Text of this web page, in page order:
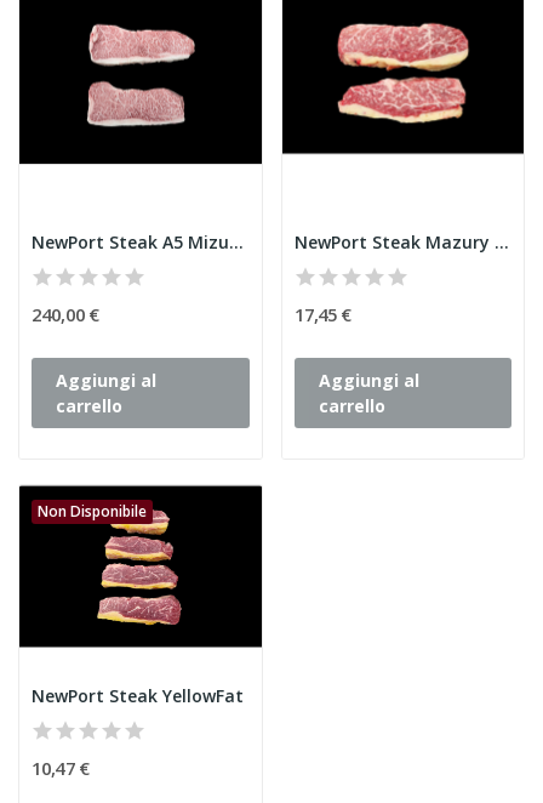
NewPort Steak A5 Mizuho
240,00 €
Aggiungi al
carrello
NewPort Steak Mazury 6+
17,45 €
Aggiungi al
carrello
Non Disponibile
NewPort Steak YellowFat
10,47 €